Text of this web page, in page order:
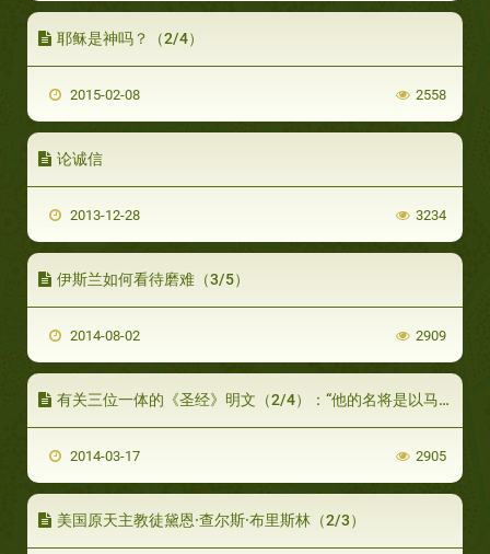
耶稣是神吗？（2/4）
2015-02-08 2558
论诚信
2013-12-28 3234
伊斯兰如何看待磨难（3/5）
2014-08-02 2909
有关三位一体的《圣经》明文（2/4）：“他的名将是以马内利”
2014-03-17 2905
美国原天主教徒黛恩·查尔斯·布里斯林（2/3）